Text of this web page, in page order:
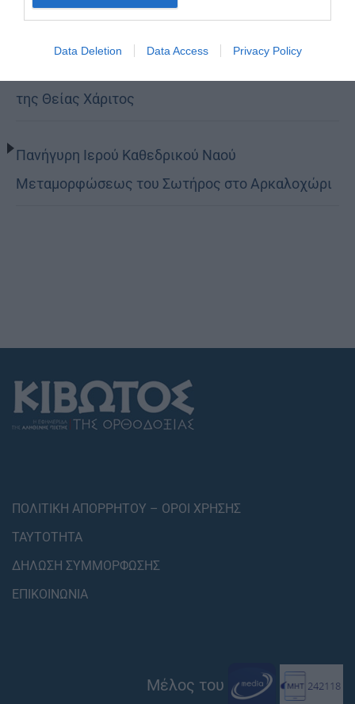
Data Deletion Data Access Privacy Policy
Βόλο η Μεταμόρφωση
της Θείας Χάριτος
Πανήγυρη Ιερού Καθεδρικού Ναού
Μεταμορφώσεως του Σωτήρος στο Αρκαλοχώρι
ΠΟΛΙΤΙΚΗ ΑΠΟΡΡΗΤΟΥ – ΟΡΟΙ ΧΡΗΣΗΣ
ΤΑΥΤΟΤΗΤΑ
ΔΗΛΩΣΗ ΣΥΜΜΟΡΦΩΣΗΣ
ΕΠΙΚΟΙΝΩΝΙΑ
Μέλος του